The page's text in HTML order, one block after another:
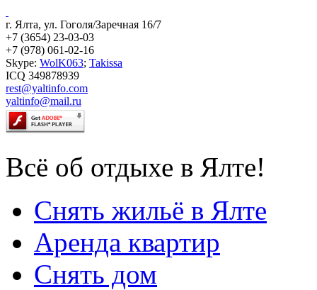
г. Ялта, ул. Гоголя/Заречная 16/7
+7 (3654) 23-03-03
+7 (978) 061-02-16
Skype: WolK063; Takissa
ICQ 349878939
rest@yaltinfo.com
yaltinfo@mail.ru
Всё об отдыхе в Ялте!
Снять жильё в Ялте
Аренда квартир
Снять дом